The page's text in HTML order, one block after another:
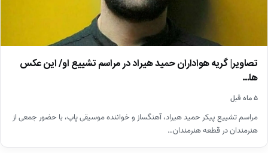
تصاویر| گریه هواداران حمید هیراد در مراسم تشییع او/ این عکس
ها…
۵ ماه قبل
مراسم تشییع پیکر حمید هیراد، آهنگساز و خواننده موسیقی پاپ، با حضور جمعی از
هنرمندان در قطعه هنرمندان…